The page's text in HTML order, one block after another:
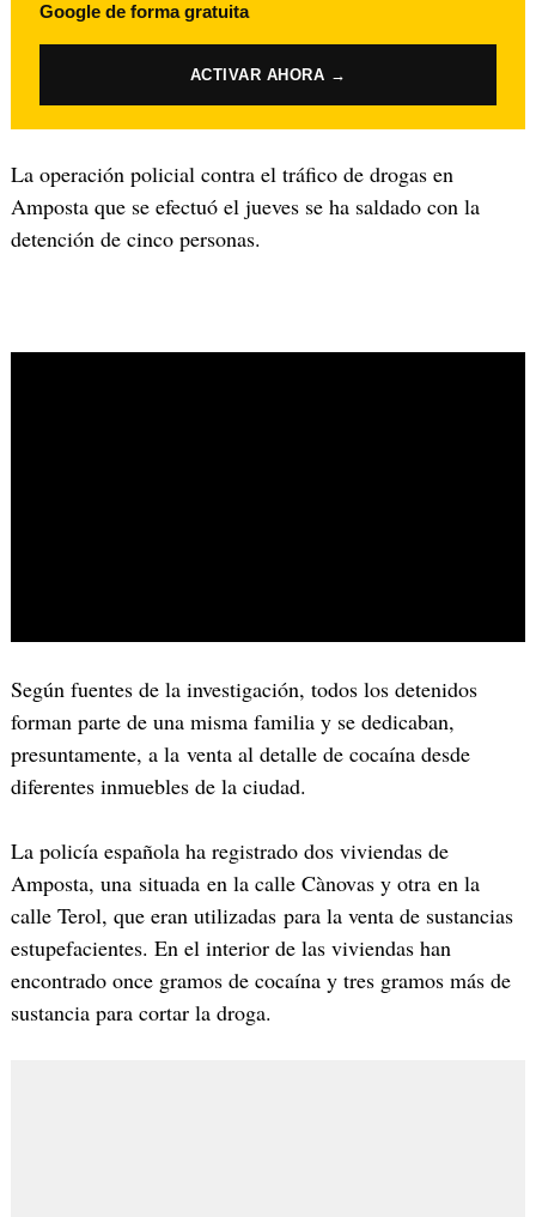
Google de forma gratuita
ACTIVAR AHORA →
La operación policial contra el tráfico de drogas en
Amposta que se efectuó el jueves se ha saldado con la
detención de cinco personas.
Según fuentes de la investigación, todos los detenidos
forman parte de una misma familia y se dedicaban,
presuntamente, a la venta al detalle de cocaína desde
diferentes inmuebles de la ciudad.
La policía española ha registrado dos viviendas de
Amposta, una situada en la calle Cànovas y otra en la
calle Terol, que eran utilizadas para la venta de sustancias
estupefacientes. En el interior de las viviendas han
encontrado once gramos de cocaína y tres gramos más de
sustancia para cortar la droga.